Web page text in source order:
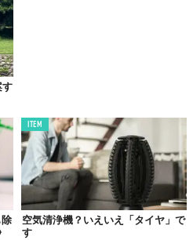
のフィルターを、本体に積み重ね
浄機は、空気をキレイにするだけ
にもさせてくれそう。
す
除
ITEM
空気清浄機？いえいえ「タイヤ」で
す